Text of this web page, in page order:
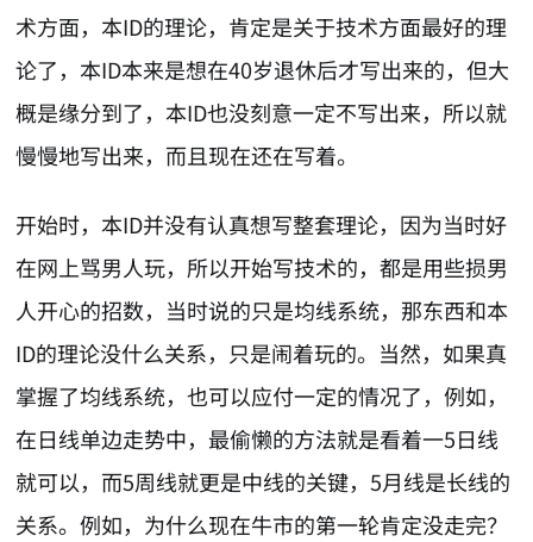
术方面，本ID的理论，肯定是关于技术方面最好的理
论了，本ID本来是想在40岁退休后才写出来的，但大
概是缘分到了，本ID也没刻意一定不写出来，所以就
慢慢地写出来，而且现在还在写着。
开始时，本ID并没有认真想写整套理论，因为当时好
在网上骂男人玩，所以开始写技术的，都是用些损男
人开心的招数，当时说的只是均线系统，那东西和本
ID的理论没什么关系，只是闹着玩的。当然，如果真
掌握了均线系统，也可以应付一定的情况了，例如，
在日线单边走势中，最偷懒的方法就是看着一5日线
就可以，而5周线就更是中线的关键，5月线是长线的
关系。例如，为什么现在牛市的第一轮肯定没走完？